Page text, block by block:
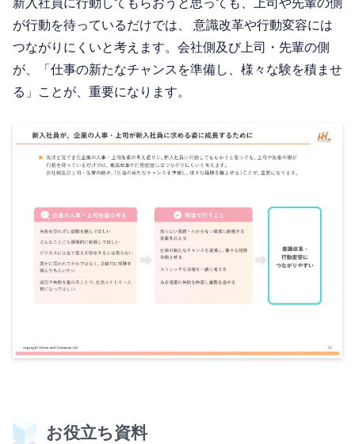
が行動を待っているだけでは、 意識改革や行動変容には
つながりにくいと考えます。会社側及び上司・先輩の側
が、「仕事の新たなチャンスを準備し、様々な験を積ませ
る」ことが、重要になります。
お役立ち資料